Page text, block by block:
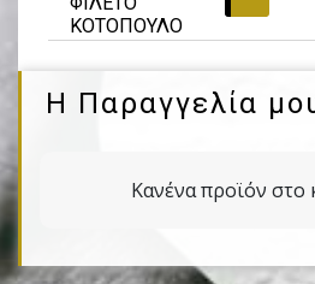
ΚΟΤΟΠΟΥΛΟ
Η Παραγγελία
Κανένα προϊόν στο